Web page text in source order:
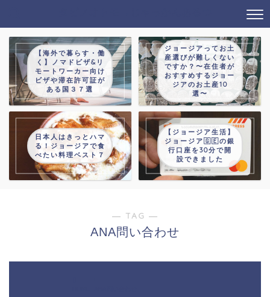
【海外で暮らす・働
く】ノマドビザ&リ
モートワーカー向け
ビザや滞在許可証が
ある国３７選
ジョージアってお土
産選びが難しくない
ですか？〜在住者が
おすすめするジョー
ジアのお土産10
選〜
日本人はきっとハマ
る！ジョージアで食
べたい料理ベスト７
【ジョージア生活】
ジョージア🇬🇪の銀
行口座を30分で開
設できました
― TAG ―
ANA問い合わせ